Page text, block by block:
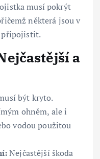
musí pokrýt
některá jsou v
připojistit.
a
být kryto.
ohněm, ale i
vodou použitou
Nejčastější škoda